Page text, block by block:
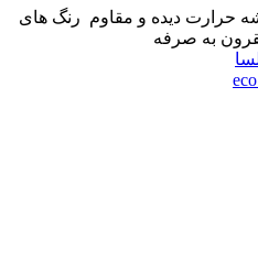
حرارت دیده و مقاوم رنگ های
به صرفه